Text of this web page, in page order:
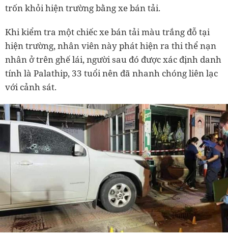
trốn khỏi hiện trường bằng xe bán tải.
Khi kiểm tra một chiếc xe bán tải màu trắng đỗ tại
hiện trường, nhân viên này phát hiện ra thi thể nạn
nhân ở trên ghế lái, người sau đó được xác định danh
tính là Palathip, 33 tuổi nên đã nhanh chóng liên lạc
với cảnh sát.